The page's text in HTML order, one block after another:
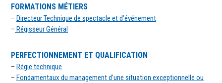
FORMATIONS MÉTIERS
– Directeur Technique de spectacle et d’événement
– Régisseur Général
PERFECTIONNEMENT ET QUALIFICATION
– Régie technique
– Fondamentaux du management d’une situation exceptionnelle ou